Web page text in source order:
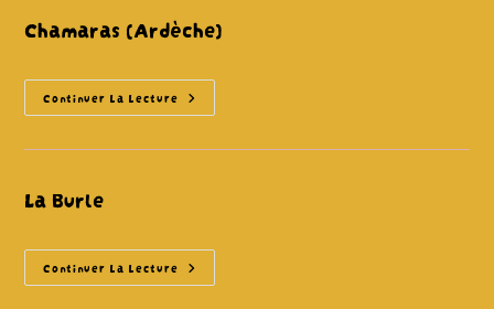
Chamaras (Ardèche)
Continuer La Lecture Chamaras
(Ardèche)
La Burle
Continuer La Lecture La
Burle